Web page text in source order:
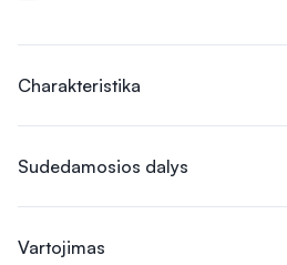
Charakteristika
Sudedamosios dalys
Vartojimas